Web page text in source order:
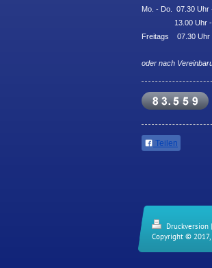
Mo. - Do. 07.30 Uhr
13.00 Uhr -
Freitags 07.30 Uhr
oder nach
Teilen
Druckversion |
Copyright ©